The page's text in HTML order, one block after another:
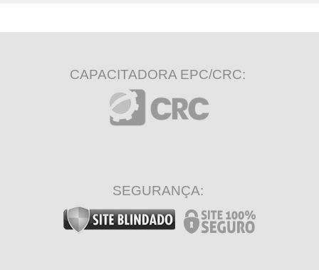
CAPACITADORA EPC/CRC:
SEGURANÇA: